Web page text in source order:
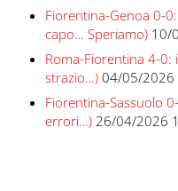
Fiorentina-Genoa 0-
capo… Speriamo) 10/
Roma-Fiorentina 4-0:
strazio…) 04/05/2026
Fiorentina-Sassuolo
errori…) 26/04/2026